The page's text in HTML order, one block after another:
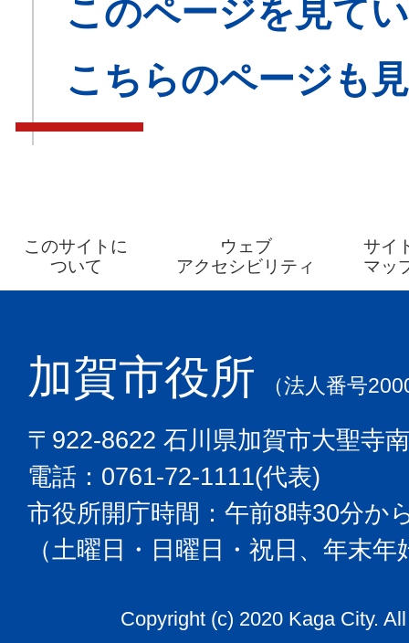
このページを見て
こちらのページも
このサイトに
ついて
ウェブ
アクセシビリティ
サイ
マッ
加賀市役所 （法人番号
〒922-8622 石川県加賀市大聖寺
電話：0761-72-1111(代表)
市役所開庁時間：午前8時30分か
（土曜日・日曜日・祝日、年末
Copyright (c) 2020 Kaga City.